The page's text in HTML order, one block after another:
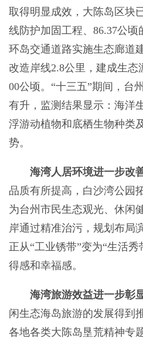
取得明显成效， 大陈岛区块
线防护加固工程、86.37公
环岛交通道路实施生态廊道
改造岸线2.8公里，建成生态
00公顷。“十三五”期间，台
有升，监测结果显示：海洋
浮游动植物和底栖生物种类
势。
海湾人居环境进一步改善
品质有所提高，白沙湾公园
为台州 市民生态观光、休闲
岸通过精准治污，规划布局
正从“工业锈带”变为“生活秀
得感和幸福感。
海湾旅游效益进一步彰显
闲生态海岛旅游的发展得到
各地各类大陈岛垦荒精神专